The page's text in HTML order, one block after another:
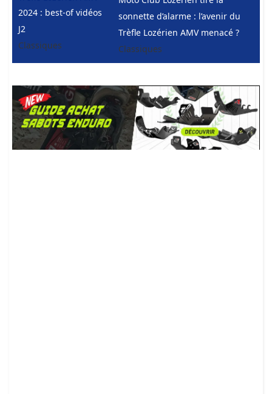
2024 : best-of vidéos
J2
Classiques
sonnette d’alarme : l’avenir du
Trèfle Lozérien AMV menacé ?
Classiques